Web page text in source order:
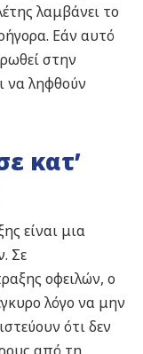
λαμβάνει το
Εάν αυτό
στην
να ληφθούν
κατ’
είναι μια
Σε
οφειλών, ο
λόγο να μην
ότι δεν